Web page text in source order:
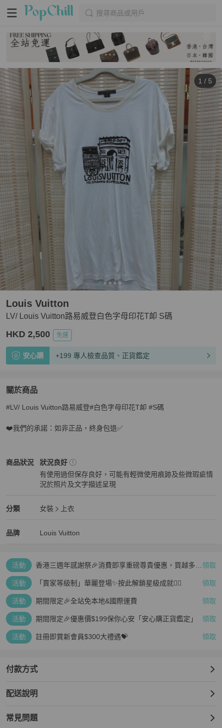
搜尋商品或用戶
1 / 5
LV/ Louis Vuitton路易威登白色字母印花T卹 S碼
Louis Vuitton
HKD 2,500 免運
安心購 +199 專人檢查品質、正貨鑑定
關於商品
關於 LV/ Louis Vuitton路易威登白色字母印花T卹 S碼
#LV/ Louis Vuitton路易威登#白色字母印花T卹 #S碼
❤️我們的承諾：如非正品，終身包退✅
商品狀況
Louis Vuitton女裝商品狀態與細節
狀況良好
有使用過但保存良好，可能有輕微使用痕跡及些微瑕疵情
況於照片及文字描述呈現
分類
Louis Vuitton女裝 分類資訊
女裝
上衣
品牌
Louis Vuitton精品女裝品牌介紹
Louis Vuitton
Louis Vuitton推薦清單
活動
香港三週年感謝祭🎉消費即享重磅尊貴優惠，買越多、 領取
活動 「賣家等級制」華麗登場✨按此解鎖星級成就👆🏻 領取
活動 期間限定🎉全站免本地&國際運費 領取
活動 期間限定🎉優惠價$199保你心安「安心購正貨鑑定」 領取
活動 註冊即賞新會員$300大禮遇💝 領取
付款方式
配送說明
常見問題